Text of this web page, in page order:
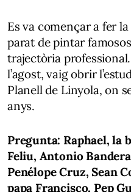
Es va començar a fer
parat de pintar
trajectòria
l’agost, vaig obrir
Planell de Linyola, on
anys.
Pregunta: Raphael, la
Feliu, Antonio
Penélope Cruz, Sean
papa Francisco, Pep